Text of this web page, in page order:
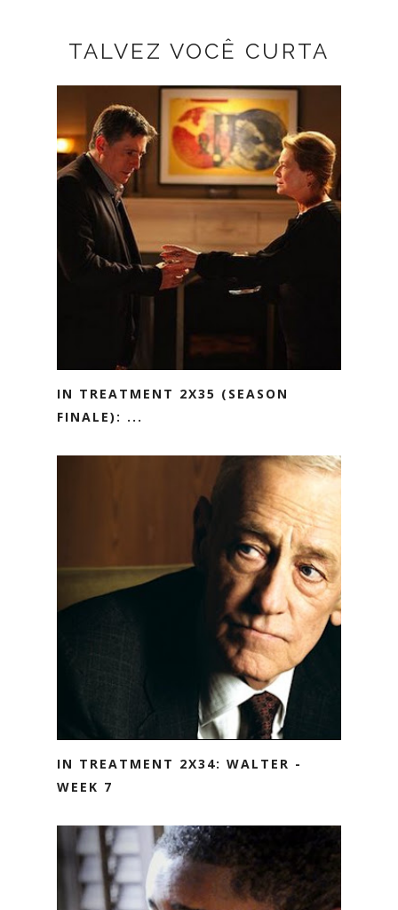
TALVEZ VOCÊ CURTA
IN TREATMENT 2X35 (SEASON
FINALE): ...
IN TREATMENT 2X34: WALTER -
WEEK 7